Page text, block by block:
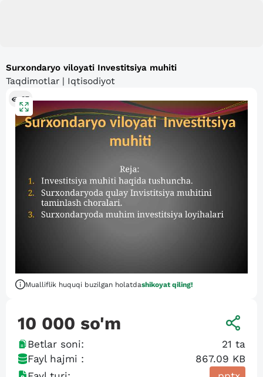
Surxondaryo viloyati Investitsiya muhiti
Taqdimotlar | Iqtisodiyot
87
Mualliflik huquqi buzilgan holatdashikoyat qiling!
10 000 so'm
Betlar soni: 21 ta
Fayl hajmi :
867.09 KB